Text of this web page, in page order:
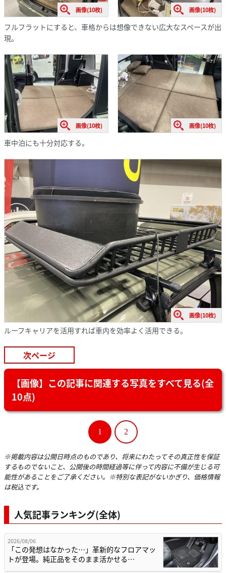
画像(10枚) 画像(10枚)
フルフラットにすると、車格からは想像できない広大なスペースが出
現。
画像(10枚) 画像(10枚)
車中泊にも十分対応する。
画像(10枚)
ルーフキャリアを活用すれば車内を効率よく活用できる。
次ページ
【画像】この記事に関連する写真をすべて見る(全
10点)
1 2
※掲載内容は公開日時点のものであり、将来にわたってその真正性を保証
するものでないこと、公開後の時間経過等に伴って内容に不備が生じる可
能性があることをご了承ください。※特別な表記がないかぎり、価格情報
は税込です。
人気記事ランキング(全体)
2026/08/06
「この発想はなかった…」革新的なフロアマッ
トが登場。純正品をそのまま活かせる…